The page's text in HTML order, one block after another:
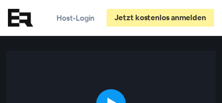
Host-Login Jetzt kostenlos anmelden